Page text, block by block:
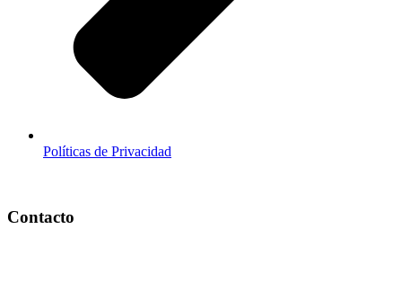
Políticas de Privacidad
Contacto